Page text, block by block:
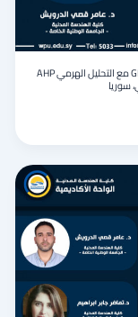
بحث علمي مشترك بعنوان : دمج نظم المعلومات الجغرافية GIS مع التحليل الهرمي AHP
سوريا